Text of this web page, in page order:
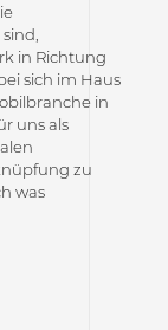
in Richtung
sich im Haus
in
uns als
zu
was